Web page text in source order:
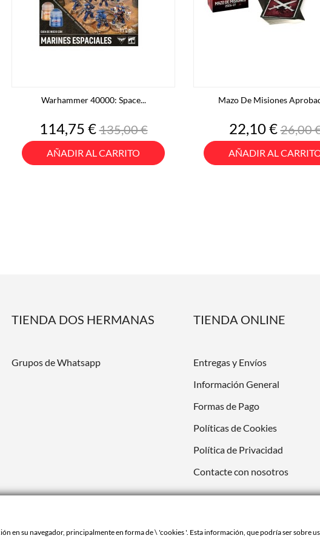
Warhammer 40000: Space...
Precio
114,75 €Precio
base
135,00 €
AÑADIR AL CARRITO
Mazo De Misiones
Precio
22,10 €
base
26,00
AÑADIR AL
TIENDA DOS HERMANAS
Grupos de Whatsapp
TIENDA ONLINE
Entregas y Envíos
Información General
Formas de Pago
Políticas de Cookies
Política de Privacidad
Contacte con nosotros
en su navegador, principalmente en forma de \ 'cookies '. Esta información, que podría ser sobre